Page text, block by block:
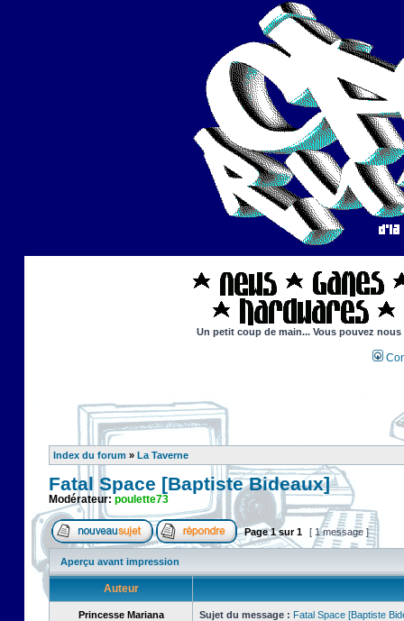
Un petit coup de main... Vous pouvez
Index du forum » La Taverne
Fatal Space [Baptiste Bideaux]
Modérateur: poulette73
Page1sur1 [ 1 message ]
Aperçu avant impression
Auteur
Princesse Mariana Sujet du message : Fatal Space [Baptiste